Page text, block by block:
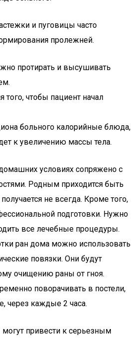
и пуговицы часто
пролежней.
протирать и высушивать
чтобы пациент начал
больного калорийные блюда,
к увеличению массы тела.
условиях сопряжено с
Родным приходится быть
не всегда. Кроме того,
подготовки. Нужно
все лечебные процедуры.
ран дома можно использовать
повязки. Они будут
очищению раны от гноя.
поворачивать в постели,
через каждые 2 часа.
привести к серьезным